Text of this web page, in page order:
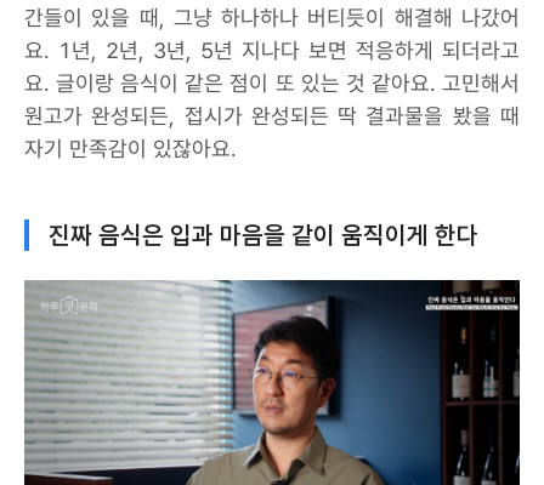
간들이 있을 때, 그냥 하나하나 버티듯이 해결해 나갔어
요. 1년, 2년, 3년, 5년 지나다 보면 적응하게 되더라고
요. 글이랑 음식이 같은 점이 또 있는 것 같아요. 고민해서
원고가 완성되든, 접시가 완성되든 딱 결과물을 봤을 때
자기 만족감이 있잖아요.
진짜 음식은 입과 마음을 같이 움직이게 한다